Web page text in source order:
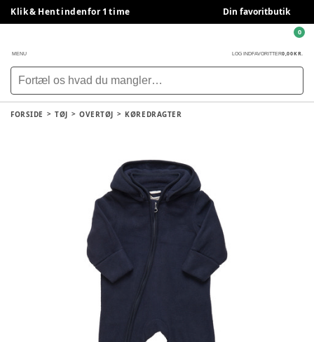
Klik & Hent indenfor 1 time Din favoritbutik
MENU LOG INDFAVORITTER0,00 KR.
0
FORSIDE TØJ OVERTØJ KØREDRAGTER